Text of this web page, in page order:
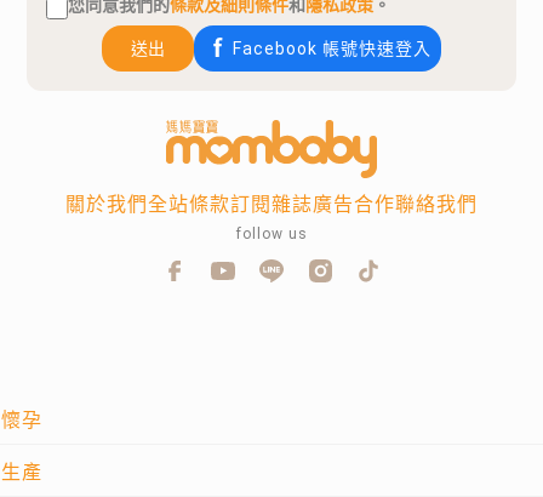
您同意我們的條款及細則條件和隱私政策 。
送出 Facebook 帳號快速登入
懷孕
生產
關於我們全站條款訂閱雜誌廣告合作聯絡我們
follow us